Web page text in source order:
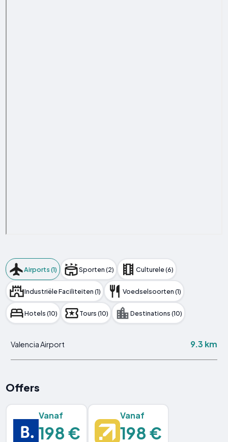
Airports (1) Sporten (2) Culturele (6)
Industriële Faciliteiten (1) Voedselsoorten (1)
Hotels (10) Tours (10) Destinations (10)
Valencia Airport 9.3 km
Offers
Vanaf
198 €
Vanaf
198 €